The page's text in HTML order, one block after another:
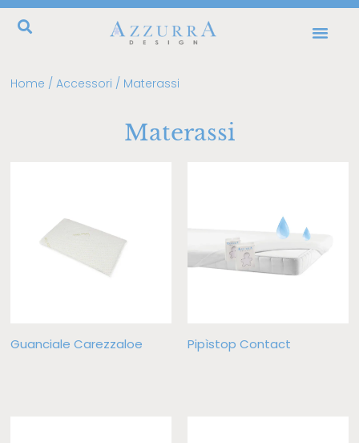
Home /Accessori / Materassi
Materassi
Guanciale Carezzaloe Pipìstop Contact